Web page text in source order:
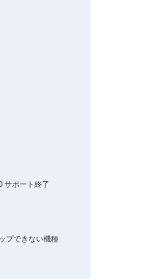
サポート終了
プできない機種